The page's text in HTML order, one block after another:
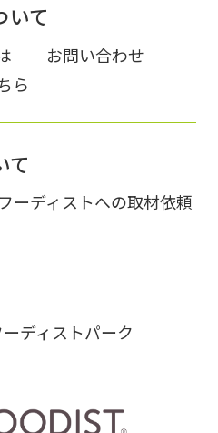
いて
お問い合わせ
ら
て
フーディストへの取材依頼
ーディストパーク